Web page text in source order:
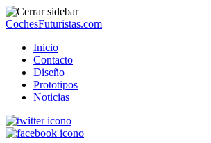
CochesFuturistas.com
Inicio
Contacto
Diseño
Prototipos
Noticias